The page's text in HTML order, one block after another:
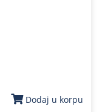
Dodaj u korpu